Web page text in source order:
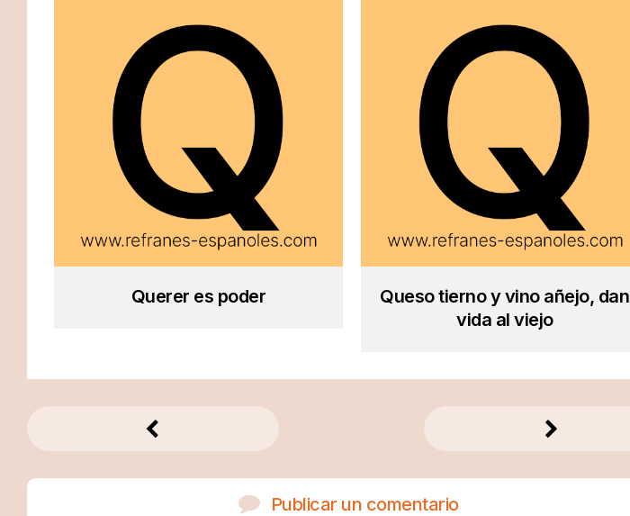
Querer es poder
Queso tierno y vino añejo, dan
vida al viejo
Publicar un comentario